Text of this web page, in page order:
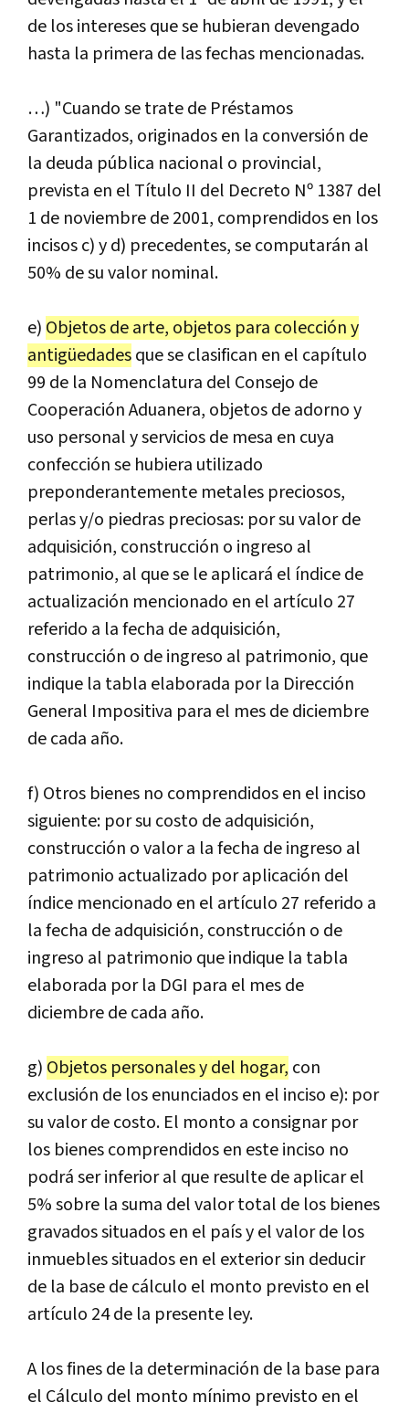
de los intereses que se hubieran devengado
hasta la primera de las fechas mencionadas.
…) "Cuando se trate de Préstamos
Garantizados, originados en la conversión de
la deuda pública nacional o provincial,
prevista en el Título II del Decreto Nº 1387 del
1 de noviembre de 2001, comprendidos en los
incisos c) y d) precedentes, se computarán al
50% de su valor nominal.
e) Objetos de arte, objetos para colección y
antigüedadesque se clasifican en el capítulo
99 de la Nomenclatura del Consejo de
Cooperación Aduanera, objetos de adorno y
uso personal y servicios de mesa en cuya
confección se hubiera utilizado
preponderantemente metales preciosos,
perlas y/o piedras preciosas: por su valor de
adquisición, construcción o ingreso al
patrimonio, al que se le aplicará el índice de
actualización mencionado en el artículo 27
referido a la fecha de adquisición,
construcción o de ingreso al patrimonio, que
indique la tabla elaborada por la Dirección
General Impositiva para el mes de diciembre
de cada año.
f) Otros bienes no comprendidos en el inciso
siguiente: por su costo de adquisición,
construcción o valor a la fecha de ingreso al
patrimonio actualizado por aplicación del
índice mencionado en el artículo 27 referido a
la fecha de adquisición, construcción o de
ingreso al patrimonio que indique la tabla
elaborada por la DGI para el mes de
diciembre de cada año.
g) Objetos personales y del hogar, con
exclusión de los enunciados en el inciso e): por
su valor de costo. El monto a consignar por
los bienes comprendidos en este inciso no
podrá ser inferior al que resulte de aplicar el
5% sobre la suma del valor total de los bienes
gravados situados en el país y el valor de los
inmuebles situados en el exterior sin deducir
de la base de cálculo el monto previsto en el
artículo 24 de la presente ley.
A los fines de la determinación de la base para
el Cálculo del monto mínimo previsto en el